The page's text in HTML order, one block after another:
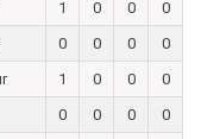
1 0 0
0
0 0 0
0
1 0 0
0
0 0 0
0